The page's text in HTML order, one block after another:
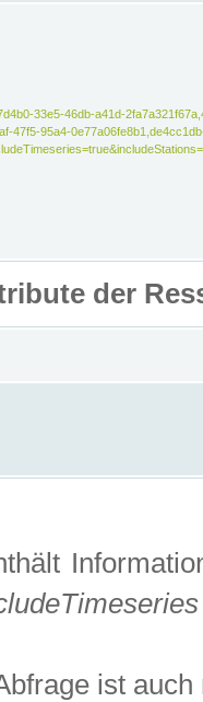
33e5-46db-a41d-
47f5-95a4-
der
ist auch